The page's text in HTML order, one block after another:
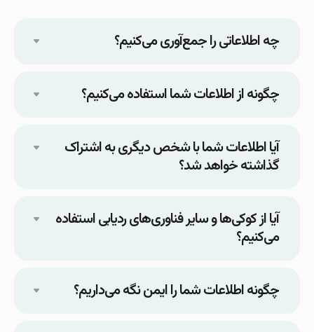
چه اطلاعاتی را جمع‌آوری می‌کنیم؟
چگونه از اطلاعات شما استفاده می‌کنیم؟
آیا اطلاعات شما با شخص دیگری به اشتراک
گذاشته خواهد شد؟
آیا از کوکی‌ها و سایر فناوری‌های ردیابی استفاده
می‌کنیم؟
چگونه اطلاعات شما را ایمن نگه می‌داریم؟